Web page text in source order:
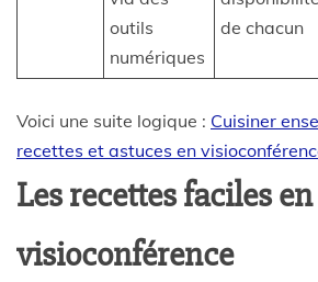
outils
numériques
de chacun
Voici une suite logique : Cuisiner
recettes et astuces en
Les recettes faciles en
visioconférence